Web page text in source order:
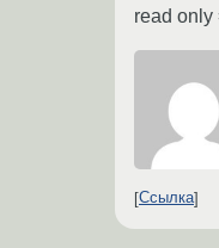
read only
Ссылка